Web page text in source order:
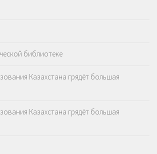
библиотеке
Казахстана грядёт большая
Казахстана грядёт большая